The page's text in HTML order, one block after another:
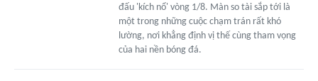
đấu 'kích nổ' vòng 1/8. Màn so tài sắp tới là
một trong những cuộc chạm trán rất khó
lường, nơi khẳng định vị thế cùng tham vọng
của hai nền bóng đá.